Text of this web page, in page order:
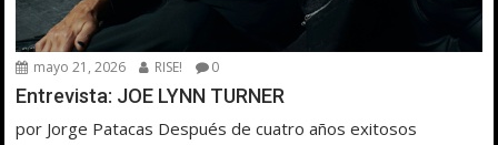
mayo 21, 2026 RISE! 0
Entrevista: JOE LYNN TURNER
por Jorge Patacas Después de cuatro años exitosos